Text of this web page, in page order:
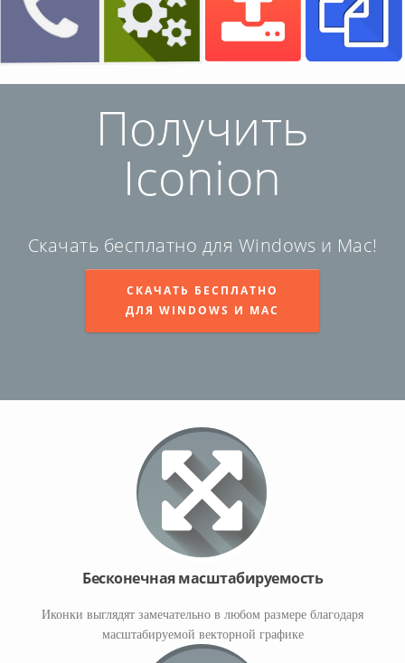
Получить
Iconion
Скачать бесплатно для Windows и Mac!
СКАЧАТЬ БЕСПЛАТНО
ДЛЯ WINDOWS И MAC
Бесконечная масштабируемость
Иконки выглядят замечательно в любом размере благодаря
масштабируемой векторной графике